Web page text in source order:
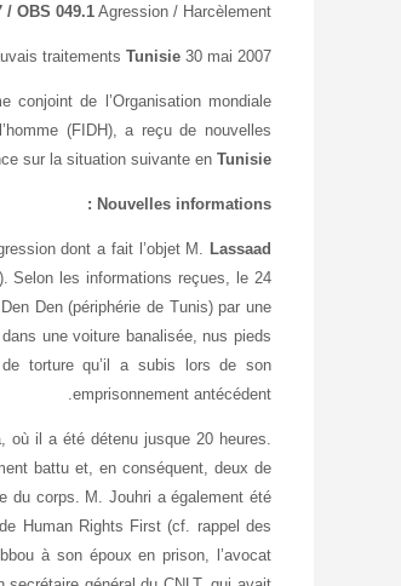
/ OBS 049.1 Agression / Harcèlement /
traitements Tunisie 30 mai 2007
conjoint de l’Organisation mondiale
(FIDH), a reçu de nouvelles
sur la situation suivante en Tunisie
Nouvelles informations :
dont a fait l’objet M.
Lassaad
Selon les informations reçues, le 24
Den (périphérie de Tunis) par une
une voiture banalisée, nus pieds
torture qu’il a subis lors de son
emprisonnement antécédent.
où il a été détenu jusque 20 heures.
battu et, en conséquent, deux de
du corps. M. Jouhri a également été
Human Rights First (cf. rappel des
à son époux en prison, l’avocat